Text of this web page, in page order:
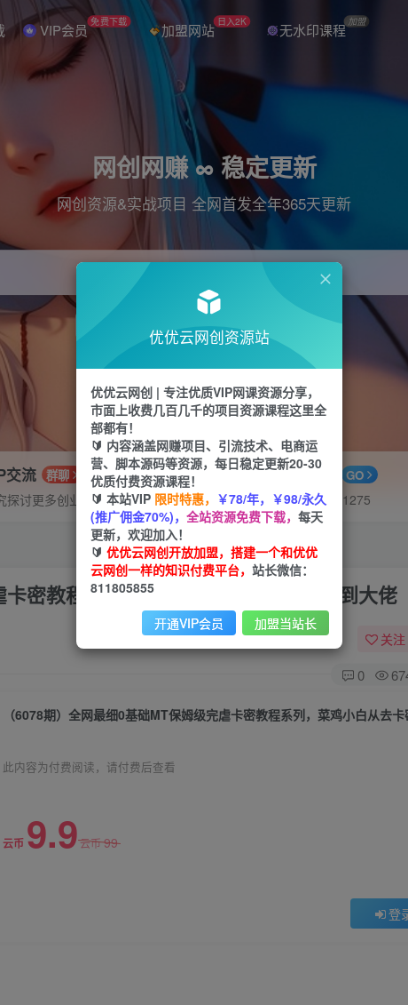
VIP会员 免费下载 加盟网站 日入2K 无水印课程 加盟
网创网赚 ∞ 稳定更新
网创资源&实战项目 全网首发全年365天更新
引流 直播 电商 剪辑
交流 群聊
探讨更多创业项目路子。
APP下载 GO
站长V：hu91275
卡密教程系列，菜鸡小白从去卡密入门到大佬
关注
0
此内容为付费阅读，请付费后查看
云币 9.9云币99
登
优优云网创资源站
优优云网创 | 专注优质VIP网课资源分享，
市面上收费几百几千的项目资源课程这里全
部都有！
🔰 内容涵盖网赚项目、引流技术、电商运
营、脚本源码等资源，每日稳定更新20-30
优质付费资源课程！
🔰 本站VIP 限时特惠， ￥78/年，￥98/永久
(推广佣金70%)， 全站资源免费下载， 每天
更新，欢迎加入！
🔰 优优云网创开放加盟，搭建一个和优优
云网创一样的知识付费平台， 站长微信：
811805855
开通VIP会员 加盟当站长